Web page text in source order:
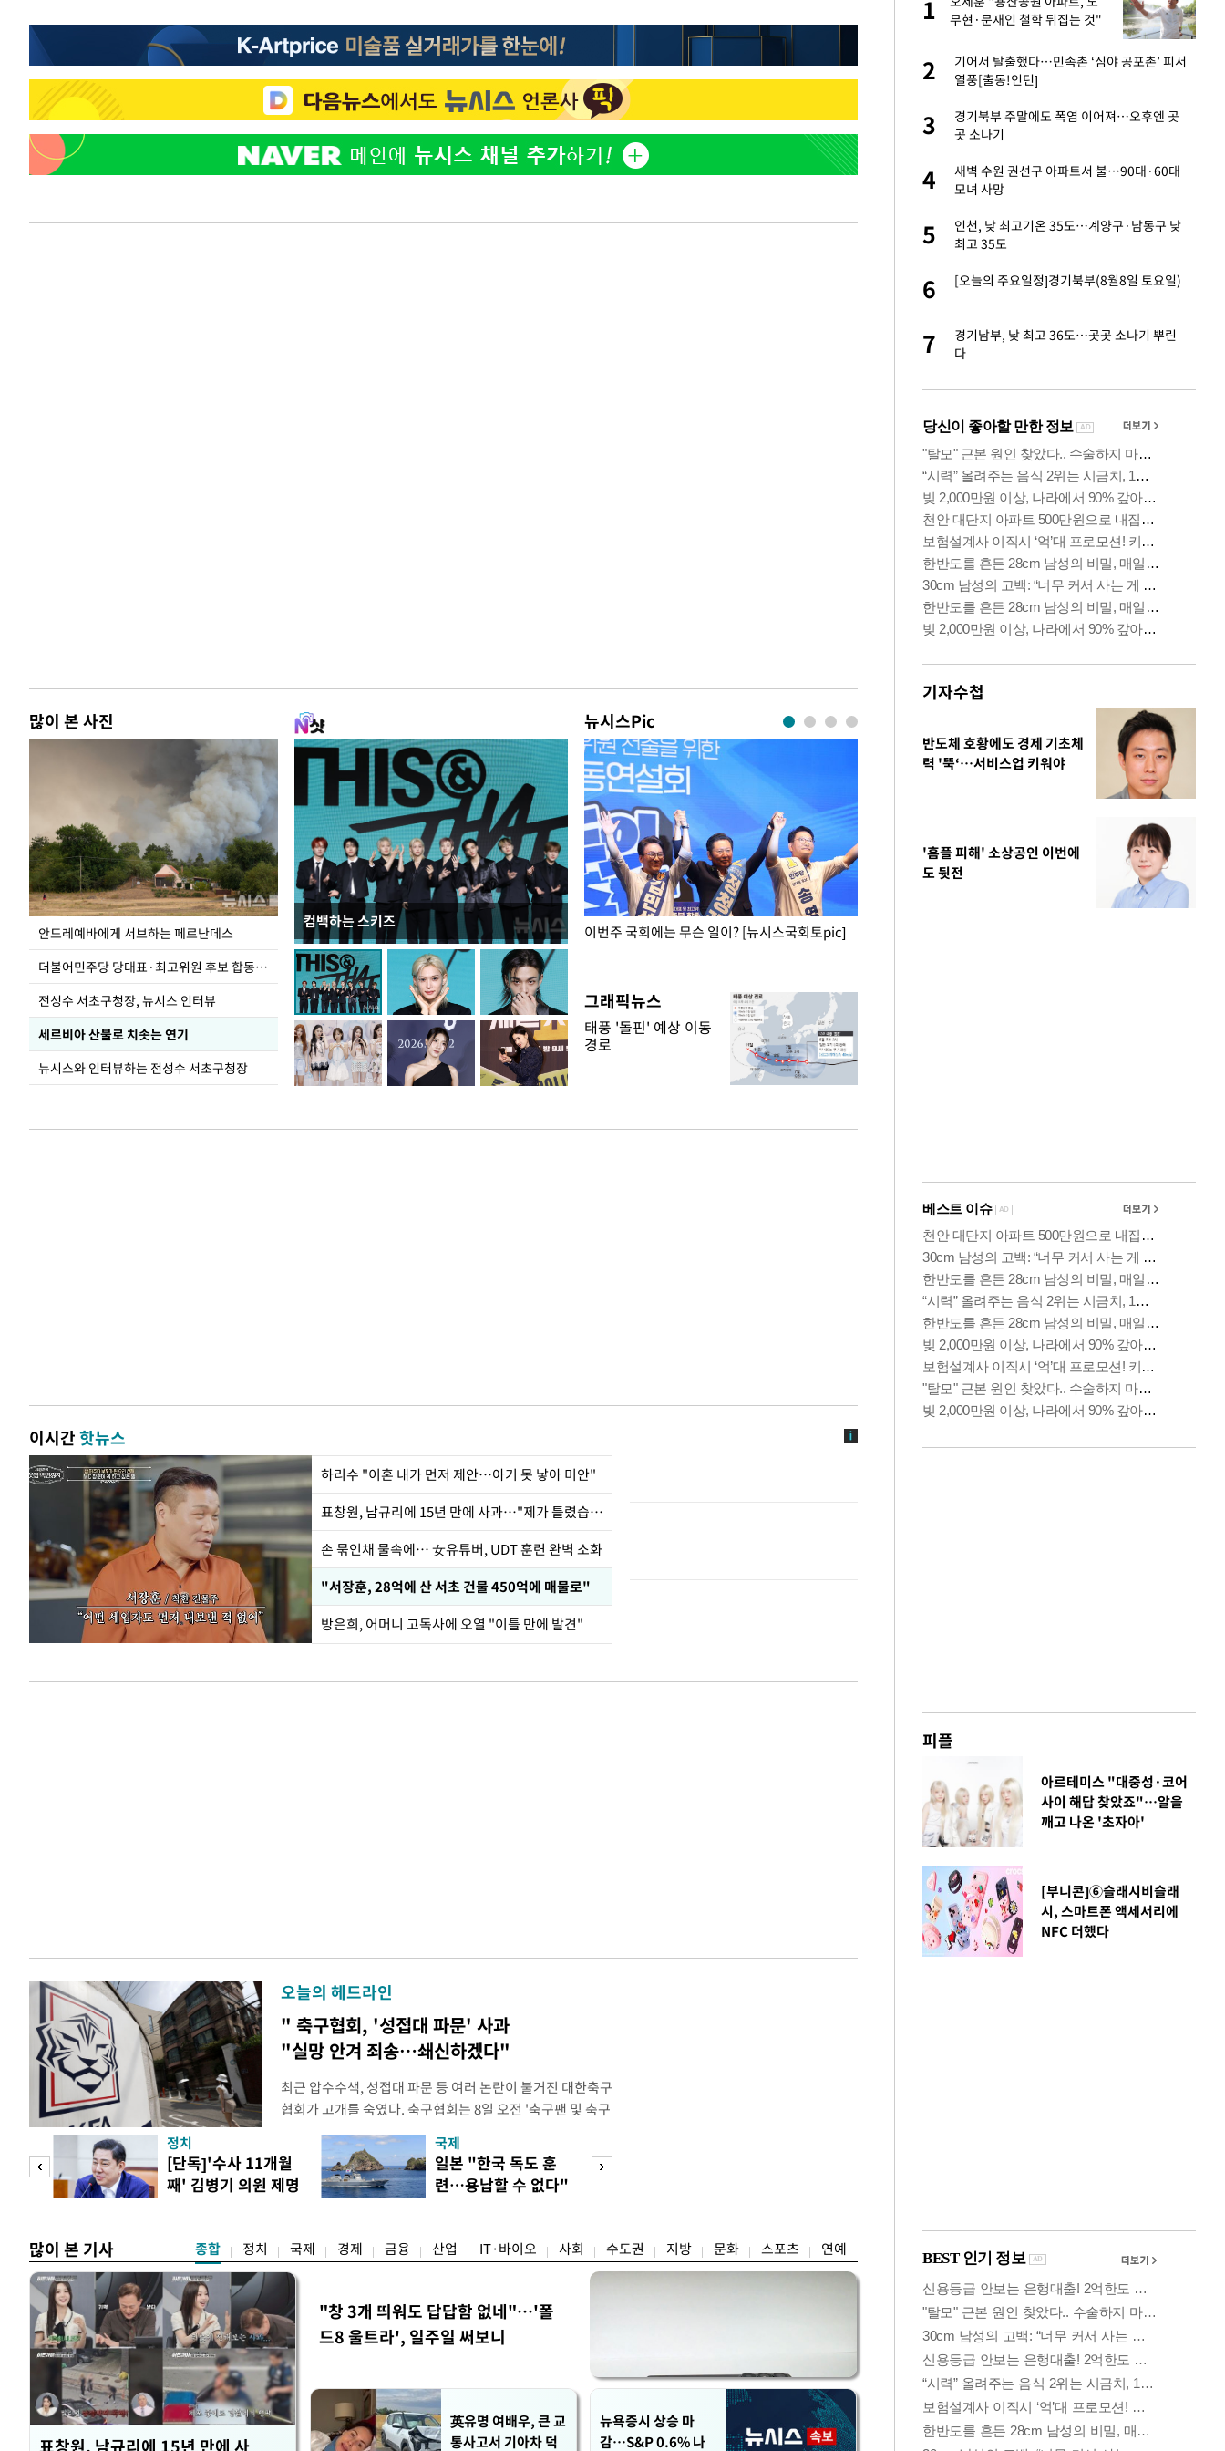
많이 본 사진
안드레예바에게 서브하는 페르난데스
더불어민주당 당대표·최고위원 후보 합동연설회
전성수 서초구청장, 뉴시스 인터뷰
세르비아 산불로 치솟는 연기
뉴시스와 인터뷰하는 전성수 서초구청장
컴백하는 스키즈
뉴시스Pic
이 대통령, 국가폭력 피해자에 위로·사과…"국가
가 책임지고 치유"
이번주 국회에는 무슨 일이? [뉴시스국회토pic]
그래픽뉴스
태풍 '돌핀' 예상 이동
경로
이시간핫뉴스
하리수 "이혼 내가 먼저 제안…아기 못 낳아 미안"
표창원, 남규리에 15년 만에 사과…"제가 틀렸습니다"
손 묶인채 물속에… 女유튜버, UDT 훈련 완벽 소화
"서장훈, 28억에 산 서초 건물 450억에 매물로"
방은희, 어머니 고독사에 오열 "이틀 만에 발견"
오늘의 헤드라인
" 축구협회, '성접대 파문' 사과
"실망 안겨 죄송…쇄신하겠다"
최근 압수수색, 성접대 파문 등 여러 논란이 불거진 대한축구
협회가 고개를 숙였다. 축구협회는 8일 오전 '축구팬 및 축구
관계자 여러분께 드리는 글'이라는 제목의 입장문을 발표했
다. 축구협회는 최근 2026 국제축구연맹(FIFA) 북중미 월드
컵 조별리그 탈락과 관련해 국회 문화체육관광위원회 청문
회에서 질타를 받은 데 이어, 홍명보 전 감독 선
정치
[단독]'수사 11개월
째' 김병기 의원 제명
국제
일본 "한국 독도 훈
련…용납할 수 없다"
많이 본 기사 종합 정치 국제 경제 금융 산업 IT·바이오 사회 수도권 지방 문화 스포츠 연예
표창원, 남규리에 15년 만에 사
"창 3개 띄워도 답답함 없네"…'폴
드8 울트라', 일주일 써보니
英유명 여배우, 큰 교
통사고서 기아차 덕
뉴욕증시 상승 마
감…S&P 0.6% 나
2
"창 3개 띄워도 답답함 없네"…'폴드8 울트
라', 일주일 써보니
3
英유명 여배우, 큰 교통사고서 기아차 덕에
살았다
4
[속보]뉴욕증시 상승 마감…S&P 0.6% 나스
5
더위에 에어컨 틀고 '콜록콜록'…혹시 이 질
1
무현·문재인 철학 뒤집는 것"
2
기어서 탈출했다…민속촌 ‘심야 공포촌’ 피서
열풍[출동!인턴]
3
경기북부 주말에도 폭염 이어져…오후엔 곳
곳 소나기
4
새벽 수원 권선구 아파트서 불…90대·60대
모녀 사망
5
인천, 낮 최고기온 35도…계양구·남동구 낮
최고 35도
6 [오늘의 주요일정]경기북부(8월8일 토요일)
7
경기남부, 낮 최고 36도…곳곳 소나기 뿌린
다
기자수첩
반도체 호황에도 경제 기초체
력 '뚝‘…서비스업 키워야
'홈플 피해' 소상공인 이번에
도 뒷전
피플
아르테미스 "대중성·코어
사이 해답 찾았죠"…알을
깨고 나온 '초자아'
[부니콘]⑥슬래시비슬래
시, 스마트폰 액세서리에
NFC 더했다